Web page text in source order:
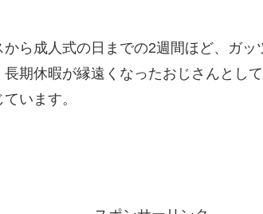
ら成人式の日までの2週間ほど、ガッ
期休暇が縁遠くなったおじさんとし
います。